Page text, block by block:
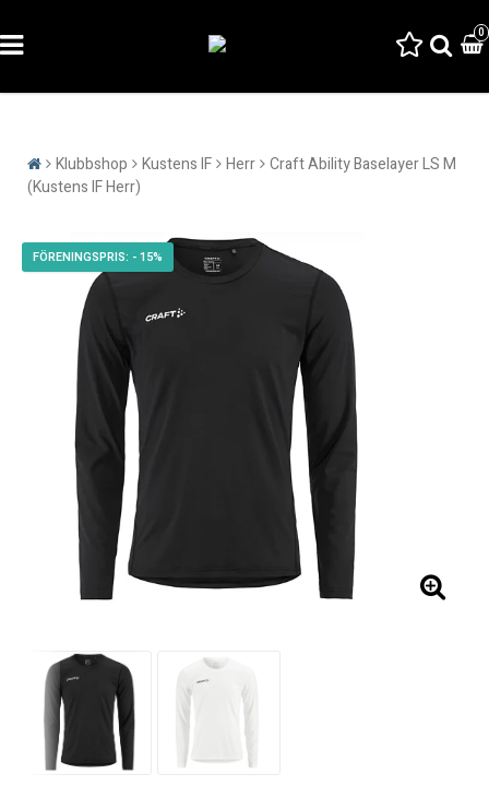
0
Klubbshop Kustens IF Herr
Craft Ability Baselayer LS M
(Kustens IF Herr)
- 15%